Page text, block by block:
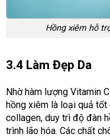
Hồng xiêm hỗ
3.4 Làm Đẹp Da
Nhờ hàm lượng Vitamin
hồng xiêm là loại quả tốt
collagen, duy trì độ đàn
trình lão hóa. Các chất